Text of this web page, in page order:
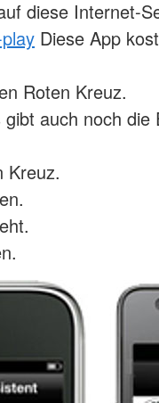
diese Internet-
Diese App
Roten Kreuz.
auch noch die
Kreuz.